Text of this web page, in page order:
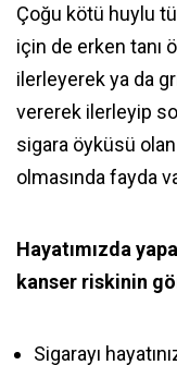
Çoğu kötü huylu
için de erken tanı
ilerleyerek ya da
vererek ilerleyip
sigara öyküsü
olmasında fayda
Hayatımızda
kanser riskinin
Sigarayı